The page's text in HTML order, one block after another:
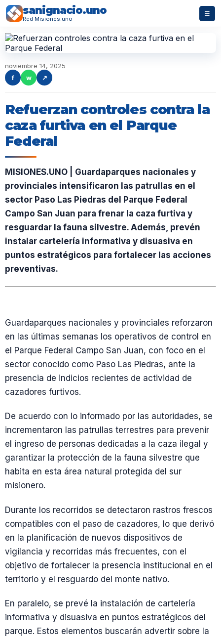
sanignacio.uno
Red Misiones.uno
☰
noviembre 14, 2025
f
w ↗
Refuerzan controles contra la
caza furtiva en el Parque
Federal
MISIONES.UNO | Guardaparques nacionales y
provinciales intensificaron las patrullas en el
sector Paso Las Piedras del Parque Federal
Campo San Juan para frenar la caza furtiva y
resguardar la fauna silvestre. Además, prevén
instalar cartelería informativa y disuasiva en
puntos estratégicos para fortalecer las acciones
preventivas.
Guardaparques nacionales y provinciales reforzaron
en las últimas semanas los operativos de control en
el Parque Federal Campo San Juan, con foco en el
sector conocido como Paso Las Piedras, ante la
presencia de indicios recientes de actividad de
cazadores furtivos.
De acuerdo con lo informado por las autoridades, se
incrementaron las patrullas terrestres para prevenir
el ingreso de personas dedicadas a la caza ilegal y
garantizar la protección de la fauna silvestre que
habita en esta área natural protegida del sur
misionero.
Durante los recorridos se detectaron rastros frescos
compatibles con el paso de cazadores, lo que derivó
en la planificación de nuevos dispositivos de
vigilancia y recorridas más frecuentes, con el
objetivo de fortalecer la presencia institucional en el
territorio y el resguardo del monte nativo.
En paralelo, se prevé la instalación de cartelería
informativa y disuasiva en puntos estratégicos del
parque. Estos elementos buscarán advertir sobre la